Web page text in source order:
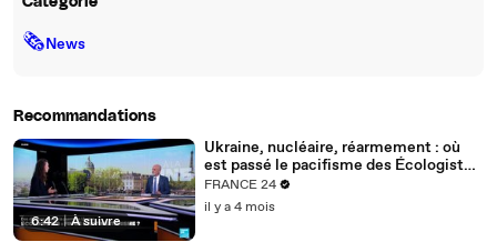
🗞News
Recommandations
6:42 | À suivre
Ukraine, nucléaire, réarmement : où
est passé le pacifisme des Écologistes
?
FRANCE 24
il y a 4 mois